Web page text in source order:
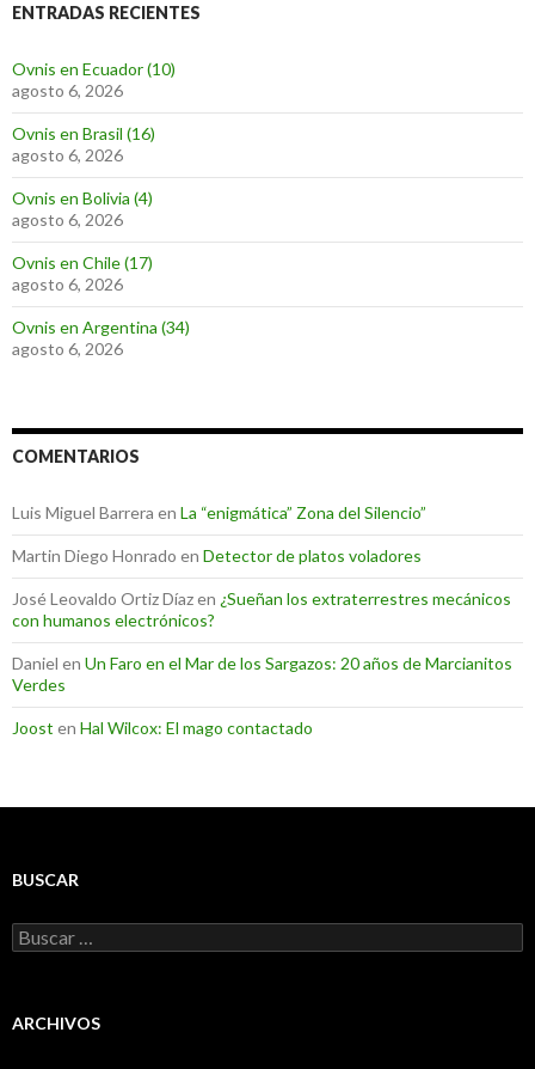
ENTRADAS RECIENTES
Ovnis en Ecuador (10)
agosto 6, 2026
Ovnis en Brasil (16)
agosto 6, 2026
Ovnis en Bolivia (4)
agosto 6, 2026
Ovnis en Chile (17)
agosto 6, 2026
Ovnis en Argentina (34)
agosto 6, 2026
COMENTARIOS
Luis Miguel Barrera en La “enigmática” Zona del Silencio”
Martin Diego Honrado en Detector de platos voladores
José Leovaldo Ortiz Díazen ¿Sueñan los extraterrestres mecánicos
con humanos electrónicos?
Daniel en Un Faro en el Mar de los Sargazos: 20 años de Marcianitos
Verdes
Joost en Hal Wilcox: El mago contactado
BUSCAR
Buscar:
ARCHIVOS